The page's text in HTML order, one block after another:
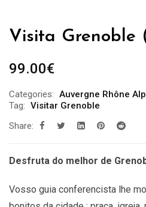
Visita Grenoble
99.00€
Categories: Auvergne Rhône
Tag: Visitar Grenoble
Share:
Desfruta do melhor de
Vosso guia conferencista lhe